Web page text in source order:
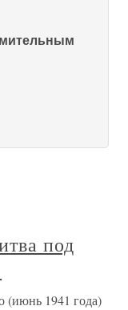
под
(июнь 1941 года)